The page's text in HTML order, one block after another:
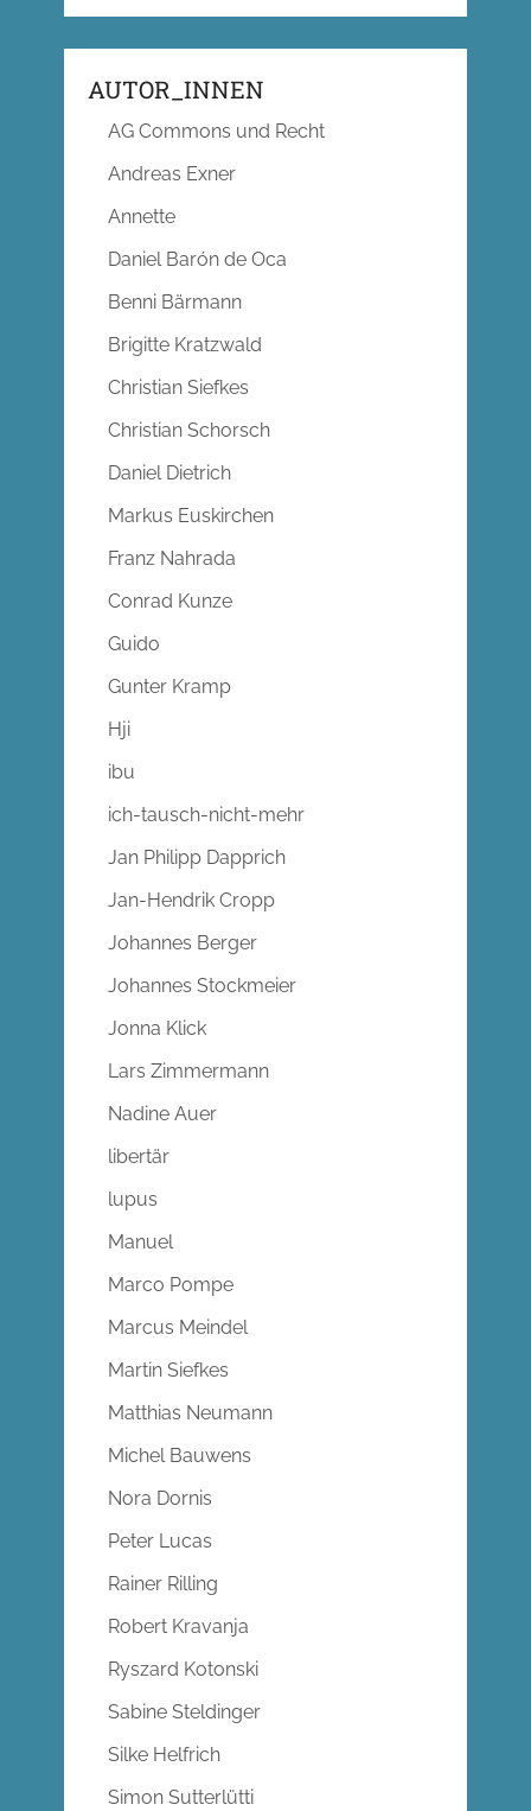
AUTOR_INNEN
AG Commons und Recht
Andreas Exner
Annette
Daniel Barón de Oca
Benni Bärmann
Brigitte Kratzwald
Christian Siefkes
Christian Schorsch
Daniel Dietrich
Markus Euskirchen
Franz Nahrada
Conrad Kunze
Guido
Gunter Kramp
Hji
ibu
ich-tausch-nicht-mehr
Jan Philipp Dapprich
Jan-Hendrik Cropp
Johannes Berger
Johannes Stockmeier
Jonna Klick
Lars Zimmermann
Nadine Auer
libertär
lupus
Manuel
Marco Pompe
Marcus Meindel
Martin Siefkes
Matthias Neumann
Michel Bauwens
Nora Dornis
Peter Lucas
Rainer Rilling
Robert Kravanja
Ryszard Kotonski
Sabine Steldinger
Silke Helfrich
Simon Sutterlütti